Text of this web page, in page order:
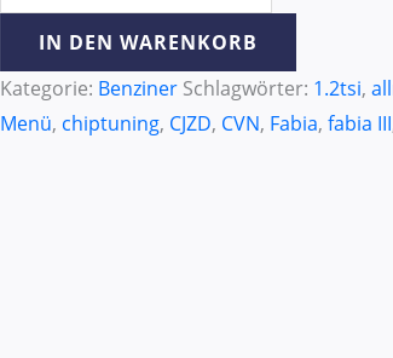
IN DEN WARENKORB
Kategorie: Benziner Schlagwörter: 1.2tsi,
Menü, chiptuning, CJZD, CVN, Fabia, fabia III